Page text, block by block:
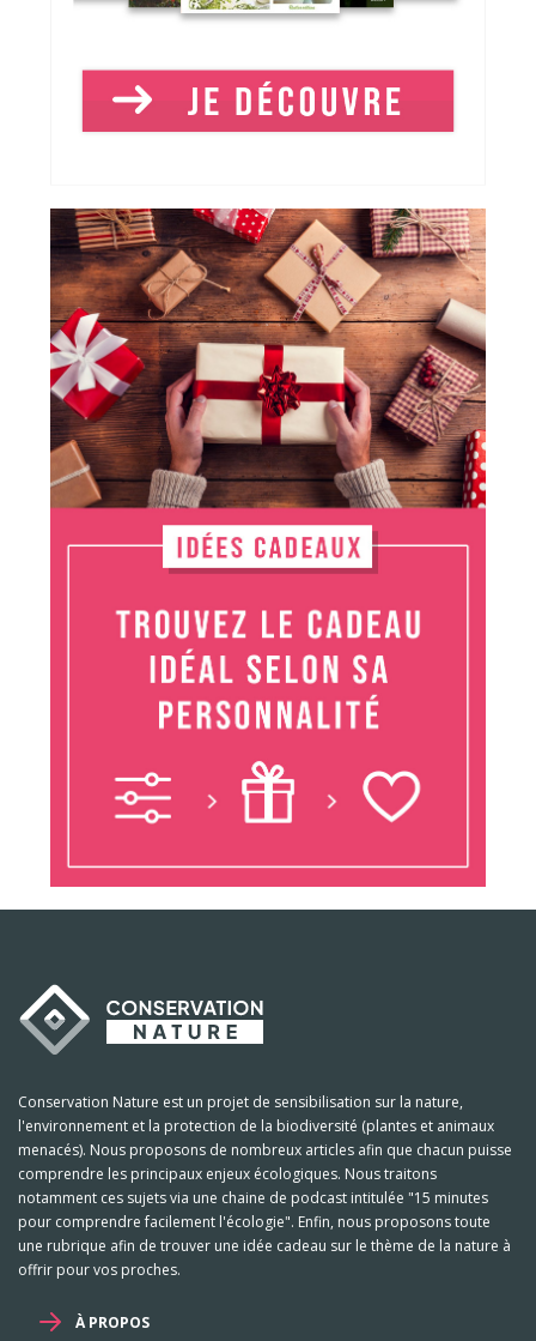
Conservation Nature est un projet de sensibilisation sur la nature,
l'environnement et la protection de la biodiversité (plantes et animaux
menacés). Nous proposons de nombreux articles afin que chacun puisse
comprendre les principaux enjeux écologiques. Nous traitons
notamment ces sujets via une chaine de podcast intitulée "15 minutes
pour comprendre facilement l'écologie". Enfin, nous proposons toute
une rubrique afin de trouver une idée cadeau sur le thème de la nature à
offrir pour vos proches.
À PROPOS